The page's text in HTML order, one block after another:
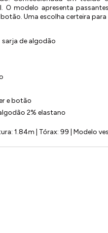
O modelo apresenta
Uma escolha certeira
sarja de algodão
e botão
2% elastano
1.84m | Tórax: 99 | Modelo